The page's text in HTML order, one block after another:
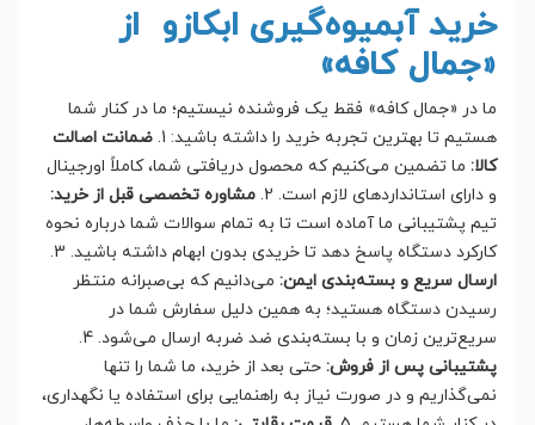
خرید آبمیوه‌گیری ابکازو از
«جمال کافه»
ما در «جمال کافه» فقط یک فروشنده نیستیم؛ ما در کنار شما
هستیم تا بهترین تجربه خرید را داشته باشید: 1.
ضمانت اصالت
کالا: ما تضمین می‌کنیم که محصول دریافتی شما، کاملاً اورجینال
و دارای استانداردهای لازم است. 2.
مشاوره تخصصی قبل از خرید:
تیم پشتیبانی ما آماده است تا به تمام سوالات شما درباره نحوه
کارکرد دستگاه پاسخ دهد تا خریدی بدون ابهام داشته باشید. 3.
ارسال سریع و بسته‌بندی ایمن: می‌دانیم که بی‌صبرانه منتظر
رسیدن دستگاه هستید؛ به همین دلیل سفارش شما در
سریع‌ترین زمان و با بسته‌بندی ضد ضربه ارسال می‌شود. 4.
پشتیبانی پس از فروش: حتی بعد از خرید، ما شما را تنها
نمی‌گذاریم و در صورت نیاز به راهنمایی برای استفاده یا نگهداری،